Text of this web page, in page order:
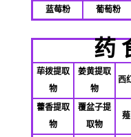
蓝莓粉
葡萄粉
药
荜拨提取
物
姜黄提取
物
西
藿香提取
物
覆盆子提
取物